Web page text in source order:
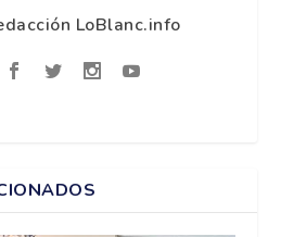
LoBlanc.info